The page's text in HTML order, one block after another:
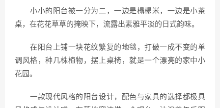
小小的阳台被一分为二，一边是榻榻米，一边是小茶
桌，在花花草草的掩映下，流露出素雅平淡的日式韵味。
在阳台上铺一块花纹繁复的地毯，打破一成不变的单
调风格，种几株植物，摆上桌椅，就是一个漂亮的家中小
花园。
一款现代风格的阳台设计，配色与家具的选择都极具